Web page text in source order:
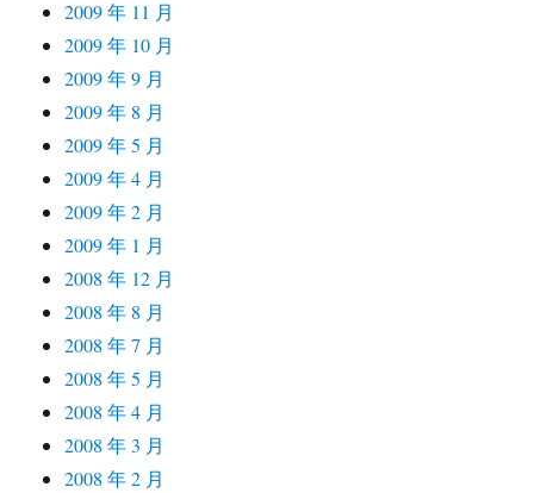
2009 年 11 月
2009 年 10 月
2009 年 9 月
2009 年 8 月
2009 年 5 月
2009 年 4 月
2009 年 2 月
2009 年 1 月
2008 年 12 月
2008 年 8 月
2008 年 7 月
2008 年 5 月
2008 年 4 月
2008 年 3 月
2008 年 2 月